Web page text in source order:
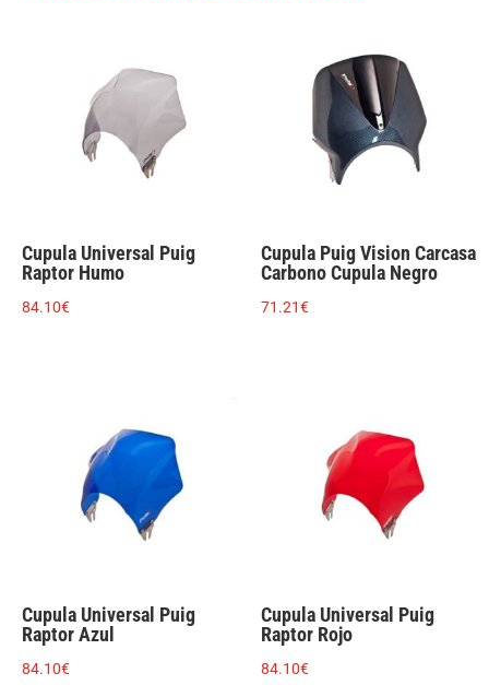
Cupula Universal Puig
Raptor Humo
84.10€
Cupula Puig Vision Carcasa
Carbono Cupula Negro
71.21€
Cupula Universal Puig
Raptor Azul
84.10€
Cupula Universal Puig
Raptor Rojo
84.10€